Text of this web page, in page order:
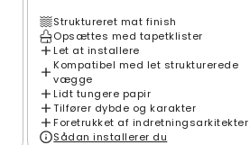
Struktureret mat finish
Opsættes med tapetklister
Let at installere
Kompatibel med let strukturerede
vægge
Lidt tungere papir
Tilfører dybde og karakter
Foretrukket af indretningsarkitekter
Sådan installerer du